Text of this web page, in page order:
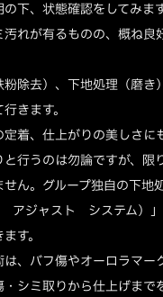
下、状態確認をしてみま
汚れが有るものの、概ね良
除去）、下地処理（磨き
きます。
定着、仕上がりの美しさに
行うのは勿論ですが、限
ん。グループ独自の下地
アジャスト システム）
す。
は、バフ傷やオーロラマー
・シミ取りから仕上げまで